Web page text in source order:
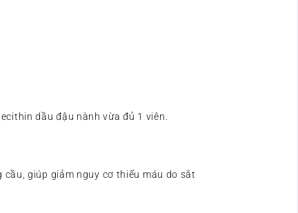
dầu đậu nành vừa đủ 1 viên.
giúp giảm nguy cơ thiếu máu do sắt